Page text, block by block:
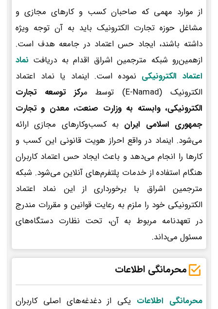
از موارد مهمی که صاحبان کسب و کارهای مجازی و
مشاغل حوزه تجارت الکترونیک باید به آن توجه ویژه
داشته باشند، ایجاد حس اعتماد در جامعه هدف است.
ازهمین‌رو شبکه مترجمین اشراق اقدام به دریافت نماد
اعتماد الکترونیکی نموده است. اینماد یا نماد اعتماد
الکترونیک (E-Namad) توسط م
رکز توسعه تجارت
الکترونیکی، وابسته به وزارت صنعت، معدن و تجارت
جمهوری اسلامی ایران به کسب‌وکارهای مجازی ارائه
می‌شود. اینماد در واقع احراز هویت قانونی این کسب و
کارها را انجام می‌دهد و باعث ایجاد حس اعتماد کاربران
هنگام استفاده از خدمات پلتفرم‌های آنلاین می‌شود. شبکه
مترجمین اشراق با برخورداری از این نماد اعتماد
الکترونیکی خود را ملزم به رعایت قوانین و مقررات مندرج
در تعهدنامه مربوط به آن، تحت نظارت دستگاه‌های
مسئول می‌داند.
محرمانگی اطلاعات
محرمانگی اطلاعات یکی از دغدغه‌های اصلی کاربران